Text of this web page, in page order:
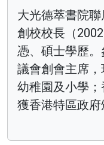
大光德萃書院
創校校長（
憑、碩士學歷
議會創會主席
幼稚園及小學
獲香港特區政府